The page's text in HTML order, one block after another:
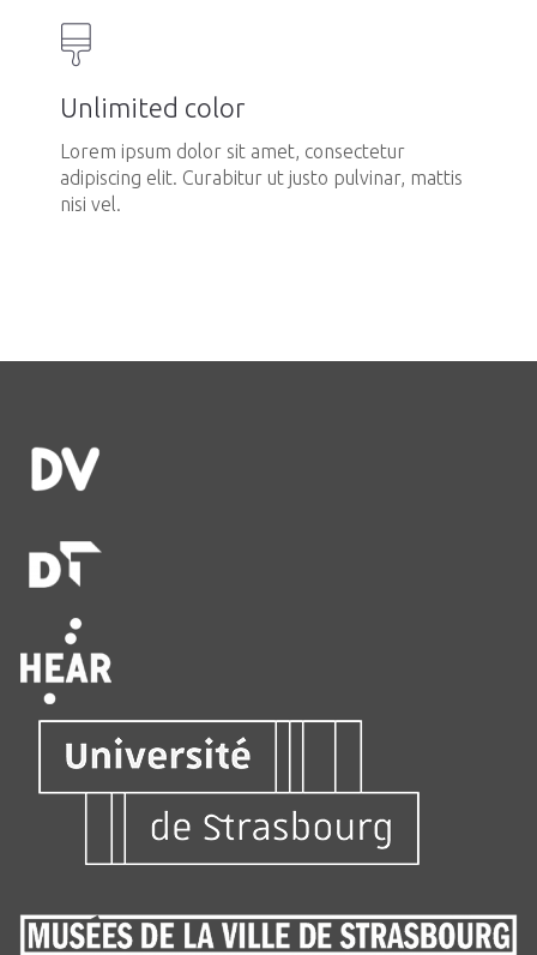
Unlimited color
Lorem ipsum dolor sit amet, consectetur
adipiscing elit. Curabitur ut justo pulvinar, mattis
nisi vel.